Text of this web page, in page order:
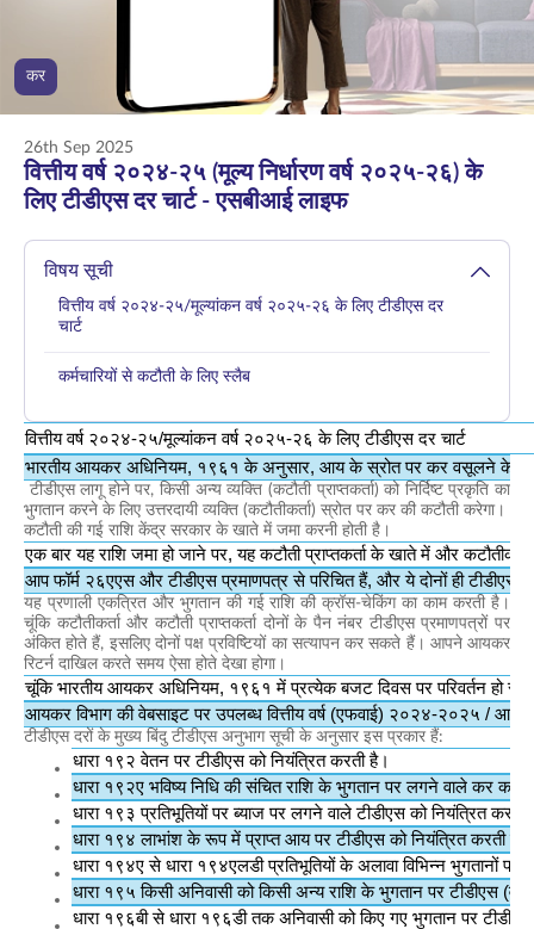
कर
26th Sep 2025
वित्तीय वर्ष २०२४-२५ (मूल्य निर्धारण वर्ष २०२५-२६) के
लिए टीडीएस दर चार्ट - एसबीआई लाइफ
विषय सूची
वित्तीय वर्ष २०२४-२५/मूल्यांकन वर्ष २०२५-२६ के लिए टीडीएस दर
चार्ट
कर्मचारियों से कटौती के लिए स्लैब
वित्तीय वर्ष २०२४-२५/मूल्यांकन वर्ष २०२५-२६ के लिए टीडीएस दर चार्ट
भारतीय आयकर अधिनियम, १९६१ के अनुसार, आय के स्रोत पर कर वसूलने के
टीडीएस लागू होने पर, किसी अन्य व्यक्ति (कटौती प्राप्तकर्ता) को निर्दिष्ट प्रकृति का
भुगतान करने के लिए उत्तरदायी व्यक्ति (कटौतीकर्ता) स्रोत पर कर की कटौती करेगा।
कटौती की गई राशि केंद्र सरकार के खाते में जमा करनी होती है।
एक बार यह राशि जमा हो जाने पर, यह कटौती प्राप्तकर्ता के खाते में और
आप फॉर्म २६एएस और टीडीएस प्रमाणपत्र से परिचित हैं, और ये दोनों ही टीडीएस
यह प्रणाली एकत्रित और भुगतान की गई राशि की क्रॉस-चेकिंग का काम करती है।
चूंकि कटौतीकर्ता और कटौती प्राप्तकर्ता दोनों के पैन नंबर टीडीएस प्रमाणपत्रों पर
अंकित होते हैं, इसलिए दोनों पक्ष प्रविष्टियों का सत्यापन कर सकते हैं। आपने आयकर
रिटर्न दाखिल करते समय ऐसा होते देखा होगा।
चूंकि भारतीय आयकर अधिनियम, १९६१ में प्रत्येक बजट दिवस पर परिवर्तन हो
आयकर विभाग की वेबसाइट पर उपलब्ध वित्तीय वर्ष (एफवाई) २०२४-२०२५ /
टीडीएस दरों के मुख्य बिंदु टीडीएस अनुभाग सूची के अनुसार इस प्रकार हैं:
धारा १९२ वेतन पर टीडीएस को नियंत्रित करती है।
धारा १९२ए भविष्य निधि की संचित राशि के भुगतान पर लगने वाले कर
धारा १९३ प्रतिभूतियों पर ब्याज पर लगने वाले टीडीएस को नियंत्रित करती
धारा १९४ लाभांश के रूप में प्राप्त आय पर टीडीएस को नियंत्रित करती है।
धारा १९४ए से धारा १९४एलडी प्रतिभूतियों के अलावा विभिन्न भुगतानों पर
धारा १९५ किसी अनिवासी को किसी अन्य राशि के भुगतान पर टीडीएस
धारा १९६बी से धारा १९६डी तक अनिवासी को किए गए भुगतान पर